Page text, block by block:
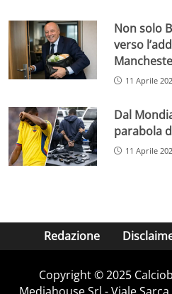
Non solo
verso
11 Aprile
Dal
parabola
11 Aprile
Redazione
Copyright © 2025